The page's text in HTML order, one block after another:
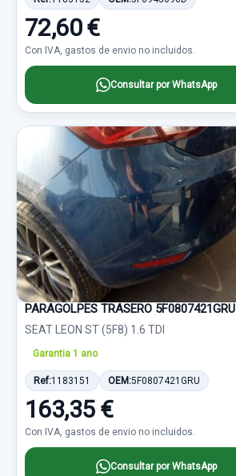
72,60 €
Con IVA, gastos de envio no incluidos.
Consultar por WhatsApp
PARAGOLPES TRASERO 5F0807421GRU
SEAT LEON ST (5F8) 1.6 TDI
Garantia 1 ano
Ref:1183151 OEM:5F0807421GRU
163,35 €
Con IVA, gastos de envio no incluidos.
Consultar por WhatsApp